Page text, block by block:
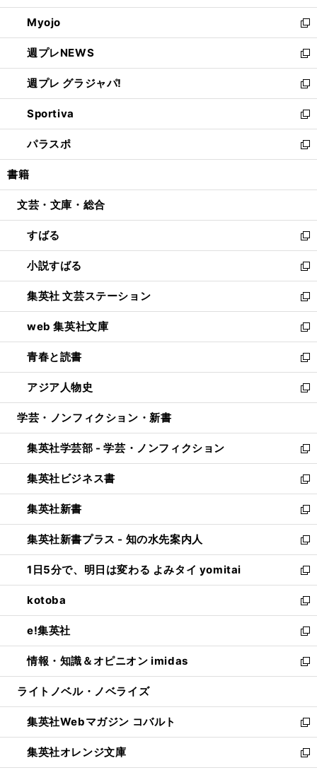
開
く
ウ
で
開
く
ン
ド
ウ
で
開
く
ウ
ィ
ン
ド
ウ
で
開
く
Myojo
新
し
い
ウ
ィ
ン
ド
ウ
で
開
週プレNEWS
新
し
い
ウ
ィ
ン
ド
ウ
開
週プレ グラジャパ!
新
し
い
ウ
ィ
ン
ウ
開
く
Sportiva
新
し
い
ウ
ン
ウ
で
開
く
パラスポ
新
し
ウ
ン
ド
ウ
で
開
く
書籍
文芸・文庫・総合
すばる
新
し
い
ウ
ィ
ン
ド
ウ
で
開
く
小説すばる
新
し
い
ウ
ィ
ン
ド
ウ
で
開
集英社 文芸ステーション
新
し
い
ウ
ィ
ン
ド
ウ
開
く
web 集英社文庫
新
し
い
ウ
ィ
ン
ウ
で
開
く
青春と読書
新
し
い
ウ
ン
ド
ウ
で
開
く
アジア人物史
新
し
ウ
ィ
ン
ド
ウ
で
開
く
学芸・ノンフィクション・新書
集英社学芸部 - 学芸・ノンフィクション
新
し
い
ウ
ィ
ン
ド
ウ
で
開
く
集英社ビジネス書
新
し
い
ウ
ィ
ン
ド
ウ
で
開
く
集英社新書
新
し
い
ウ
ィ
ン
ド
ウ
で
開
く
集英社新書プラス - 知の水先案内人
新
し
い
ウ
ィ
ン
ド
ウ
で
開
1日5分で、明日は変わる よみタイ yomitai
新
し
い
ウ
ィ
ン
ド
ウ
開
く
kotoba
新
し
い
ウ
ィ
ン
ウ
で
開
く
e!集英社
新
し
い
ウ
ン
ド
ウ
で
開
情報・知識＆オピニオン imidas
新
し
ウ
ィ
ン
ド
ウ
ライトノベル・ノベライズ
集英社Webマガジン コバルト
新
し
い
ウ
集英社オレンジ文庫
新
し